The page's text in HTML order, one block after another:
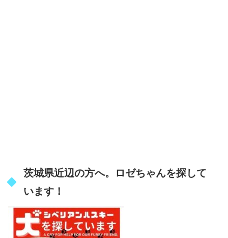
茨城県近辺の方へ。ロゼちゃんを探して
います！